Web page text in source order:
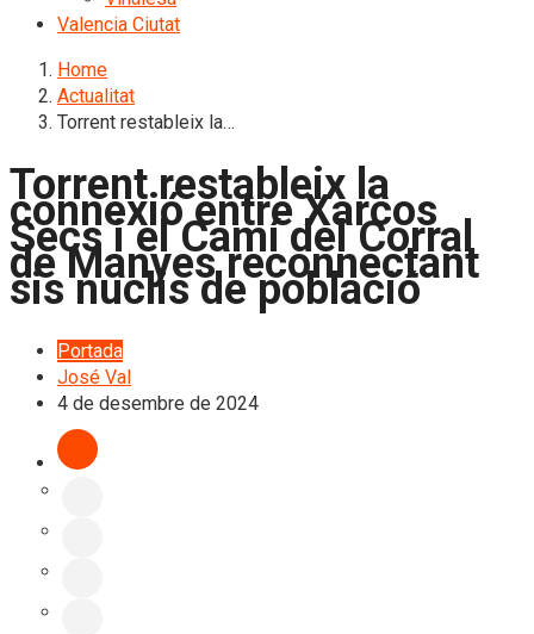
Valencia Ciutat
Home
Actualitat
Torrent restableix la…
Torrent restableix la
connexió entre Xarcos
Secs i el Camí del Corral
de Manyes reconnectant
sis nuclis de població
Portada
José Val
4 de desembre de 2024